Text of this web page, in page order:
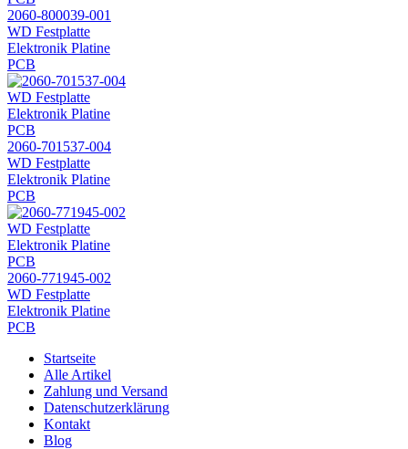
2060-800039-001
WD Festplatte
Elektronik Platine
PCB
2060-701537-004
WD Festplatte
Elektronik Platine
PCB
2060-771945-002
WD Festplatte
Elektronik Platine
PCB
Startseite
Alle Artikel
Zahlung und Versand
Datenschutzerklärung
Kontakt
Blog